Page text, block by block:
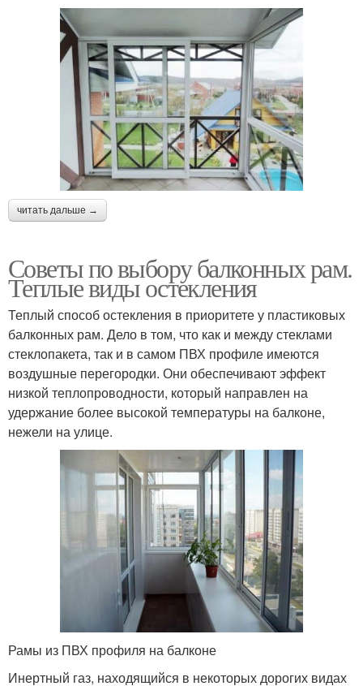
читать дальше →
Советы по выбору балконных рам.
Теплые виды остекления
Теплый способ остекления в приоритете у пластиковых
балконных рам. Дело в том, что как и между стеклами
стеклопакета, так и в самом ПВХ профиле имеются
воздушные перегородки. Они обеспечивают эффект
низкой теплопроводности, который направлен на
удержание более высокой температуры на балконе,
нежели на улице.
Рамы из ПВХ профиля на балконе
Инертный газ, находящийся в некоторых дорогих видах